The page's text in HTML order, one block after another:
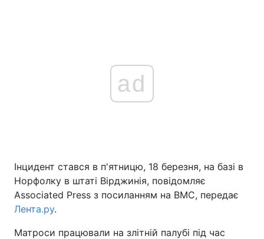
ad
Інцидент стався в п'ятницю, 18 березня, на базі в
Норфолку в штаті Вірджинія, повідомляє
Associated Press з посиланням на ВМС, передає
Лента.ру.
Матроси працювали на злітній палубі під час